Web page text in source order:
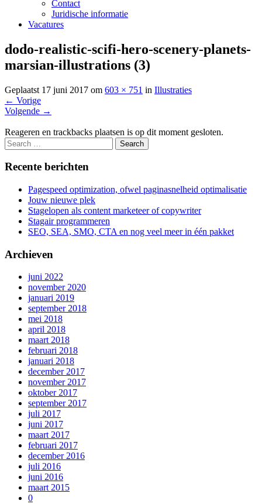
Contact
Juridische informatie
Vacatures
dodo-realistic-scifi-hero-scenery-planets-
marsian-illustrations (3)
Geplaatst 17 juni 2017 om 603 × 751 in Illustraties
← Vorige
Volgende →
Reageren en trackbacks plaatsen is op dit moment gesloten.
Recente berichten
Pagespeed optimization, ofwel paginasnelheid optimalisatie
Jouw nieuwe plek
Stagelopen als content marketeer of copywriter
Stagair programmeren
SEO, SEA, SMO, CTA en nog veel meer in één pakket
Archieven
juni 2022
november 2020
januari 2019
september 2018
mei 2018
april 2018
maart 2018
februari 2018
januari 2018
december 2017
november 2017
oktober 2017
september 2017
juli 2017
juni 2017
maart 2017
februari 2017
december 2016
juli 2016
juni 2016
maart 2015
0